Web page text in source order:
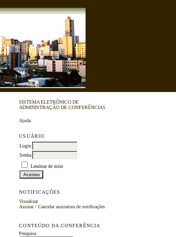
SISTEMA ELETRÔNICO DE
ADMINISTRAÇÃO DE CONFERÊNCIAS
Ajuda
USUÁRIO
Login
Senha
Lembrar de mim
NOTIFICAÇÕES
Visualizar
Assinar/Cancelar assinatura de notificações
CONTEÚDO DA CONFERÊNCIA
Pesquisa